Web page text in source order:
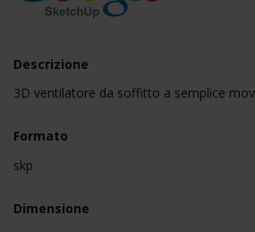
Descrizione
3D ventilatore da soffitto a semplice
Formato
skp
Dimensione